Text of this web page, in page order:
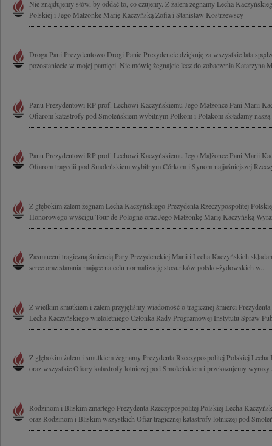
Nie znajdujemy słów, by oddać to, co czujemy. Z żalem żegnamy Lecha
Polskiej i Jego Małżonkę Marię Kaczyńską Zofia i Stanisław Kostrzewscy
Droga Pani Prezydentowo Drogi Panie Prezydencie dziękuję za wszystkie lata
pozostaniecie w mojej pamięci. Nie mówię żegnajcie lecz do zobaczenia Katarzyna
Panu Prezydentowi RP prof. Lechowi Kaczyńskiemu Jego Małżonce Pani Marii
Ofiarom katastrofy pod Smoleńskiem wybitnym Polkom i Polakom składamy
Panu Prezydentowi RP prof. Lechowi Kaczyńskiemu Jego Małżonce Pani Marii
Ofiarom tragedii pod Smoleńskiem wybitnym Córkom i Synom najjaśniejszej
Z głębokim żalem żegnam Lecha Kaczyńskiego Prezydenta Rzeczypospolitej
Honorowego wyścigu Tour de Pologne oraz Jego Małżonkę Marię Kaczyńską
Zasmuceni tragiczną śmiercią Pary Prezydenckiej Marii i Lecha Kaczyńskich
serce oraz starania mające na celu normalizację stosunków polsko-żydowskich w...
Z wielkim smutkiem i żalem przyjęliśmy wiadomość o tragicznej śmierci
Lecha Kaczyńskiego wieloletniego Członka Rady Programowej Instytutu Spraw
Z głębokim żalem i smutkiem żegnamy Prezydenta Rzeczypospolitej Polskiej Lecha
oraz wszystkie Ofiary katastrofy lotniczej pod Smoleńskiem i przekazujemy
Rodzinom i Bliskim zmarłego Prezydenta Rzeczypospolitej Polskiej Lecha
oraz Rodzinom i Bliskim wszystkich Ofiar tragicznej katastrofy lotniczej pod